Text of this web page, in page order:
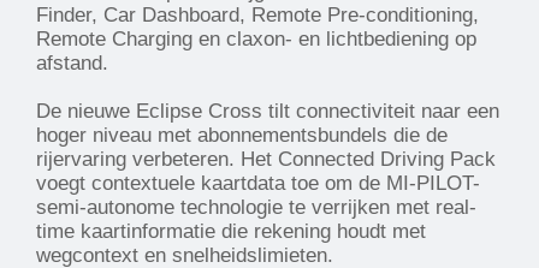
Finder, Car Dashboard, Remote Pre-conditioning,
Remote Charging en claxon- en lichtbediening op
afstand.
De nieuwe Eclipse Cross tilt connectiviteit naar een
hoger niveau met abonnementsbundels die de
rijervaring verbeteren. Het Connected Driving Pack
voegt contextuele kaartdata toe om de MI-PILOT-
semi-autonome technologie te verrijken met real-
time kaartinformatie die rekening houdt met
wegcontext en snelheidslimieten.